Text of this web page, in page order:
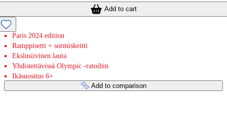
Add to cart
Paris 2024 edition
Ramppisetti + sormiskeitti
Ekslusiivinen lauta
Yhdistettävissä Olympic -ratoihin
Ikäsuositus 6+
Add to comparison